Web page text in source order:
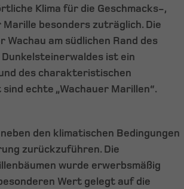
Klima für die Geschmacks-,
besonders zuträglich. Die
am südlichen Rand des
ist ein
des charakteristischen
echte „Wachauer Marillen“.
den klimatischen Bedingungen
zurückzuführen. Die
wurde erwerbsmäßig
Wert gelegt auf die